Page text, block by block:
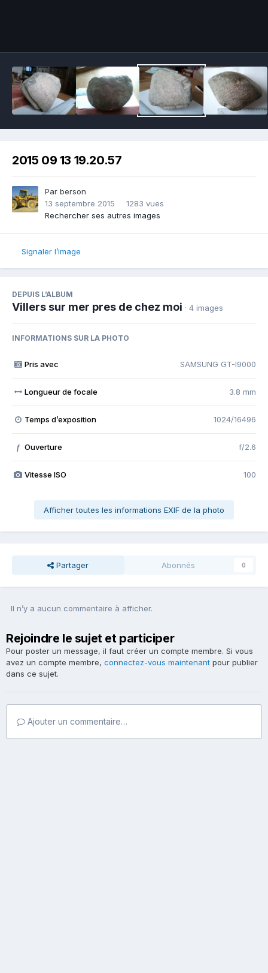
2015 09 13 19.20.57
Par berson
13 septembre 2015
1283 vues
Rechercher ses autres images
Signaler l’image
DEPUIS L’ALBUM
Villers sur mer pres de chez moi · 4 images
INFORMATIONS SUR LA PHOTO
Pris avec SAMSUNG GT-I9000
Longueur de focale 3.8 mm
Temps d’exposition 1024/16496
f Ouverture f/2.6
Vitesse ISO 100
Afficher toutes les informations EXIF de la photo
Partager Abonnés 0
Il n’y a aucun commentaire à afficher.
Rejoindre le sujet et participer
Pour poster un message, il faut créer un compte membre. Si vous
avez un compte membre, connectez-vous maintenant pour publier
dans ce sujet.
Ajouter un commentaire…